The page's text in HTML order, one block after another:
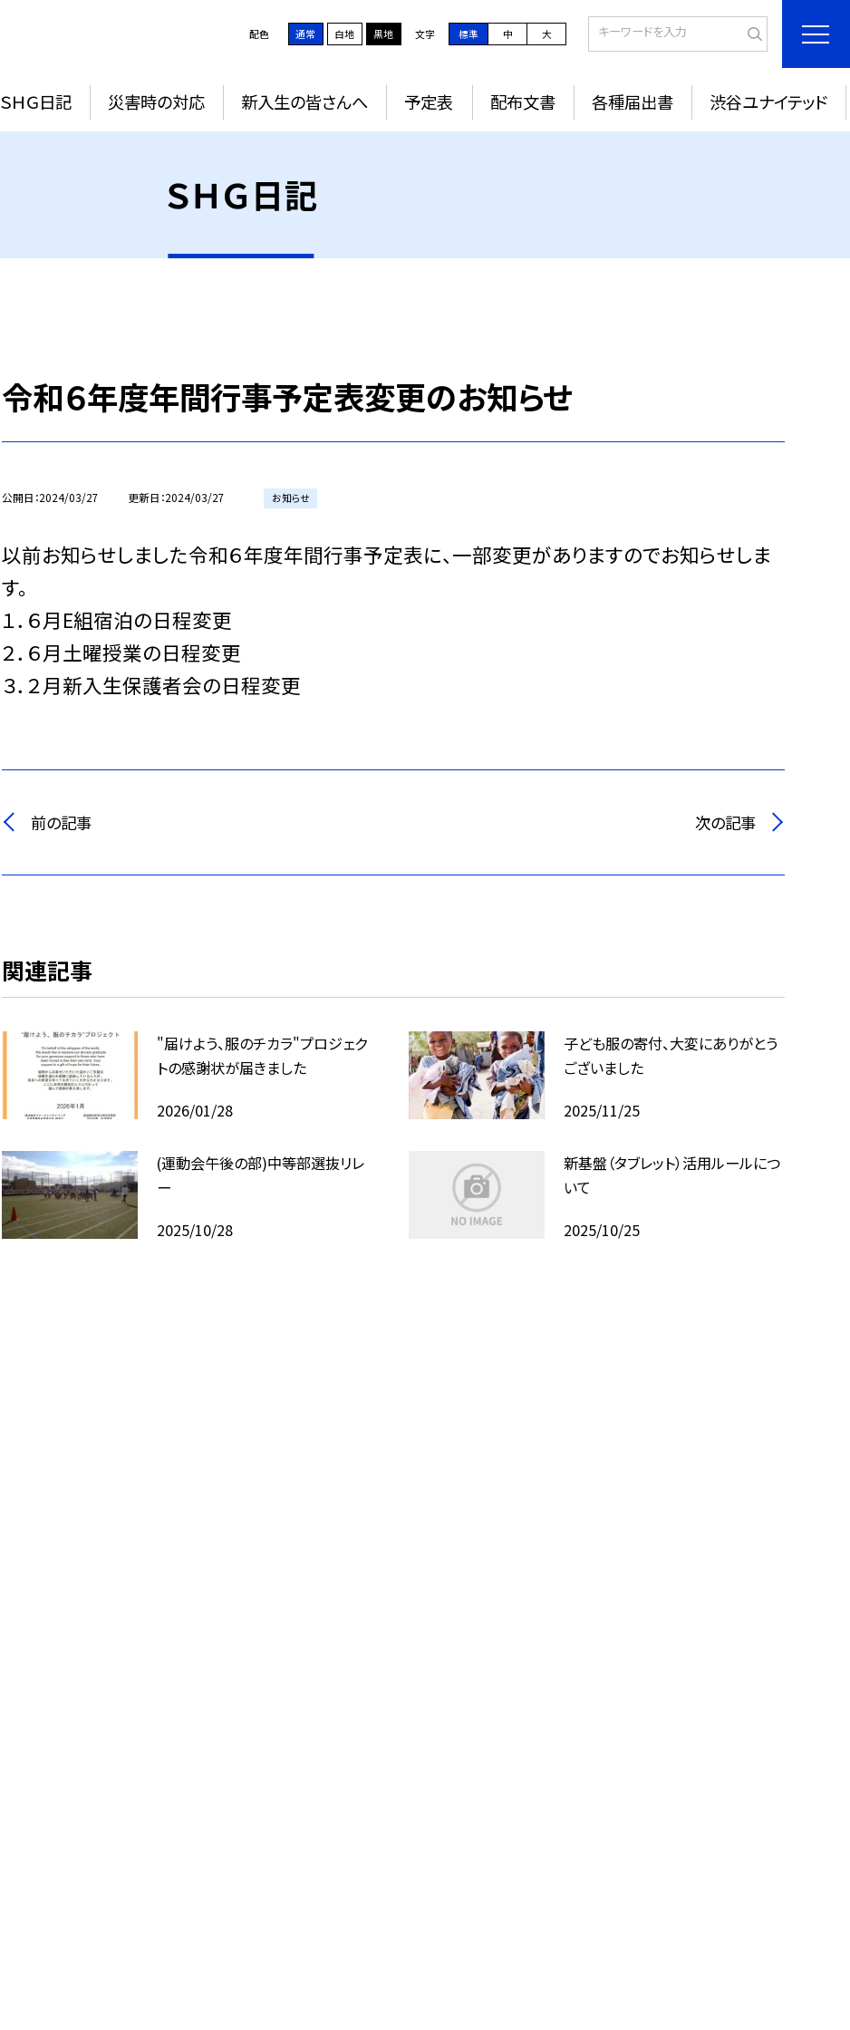
配色 通常 白地 黒地 文字 標準 中 大
ＳＨＧ日記 災害時の対応 新入生の皆さんへ 予定表 配布文書 各種届出書 渋谷ユナイテッド
ＳＨＧ日記
令和６年度年間行事予定表変更のお知らせ
公開日 2024/03/27 更新日 2024/03/27 お知らせ
以前お知らせしました令和６年度年間行事予定表に、一部変更がありますのでお知らせしま
す。
１．６月E組宿泊の日程変更
２．６月土曜授業の日程変更
３．２月新入生保護者会の日程変更
前の記事 次の記事
関連記事
"届けよう、服のチカラ"プロジェク
トの感謝状が届きました
2026/01/28
子ども服の寄付、大変にありがとう
ございました
2025/11/25
(運動会午後の部)中等部選抜リレ
ー
2025/10/28
新基盤（タブレット）活用ルールにつ
いて
2025/10/25